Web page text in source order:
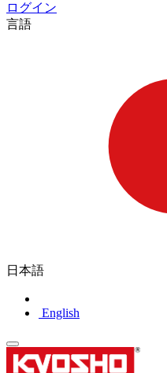
ログイン
言語
日本語
English